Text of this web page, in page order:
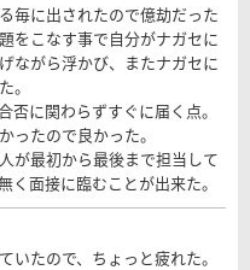
毎に出されたので億劫だった
をこなす事で自分がナガセに
ながら浮かび、またナガセに
。
否に関わらずすぐに届く点。
ったので良かった。
が最初から最後まで担当して
く面接に臨むことが出来た。
いたので、ちょっと疲れた。